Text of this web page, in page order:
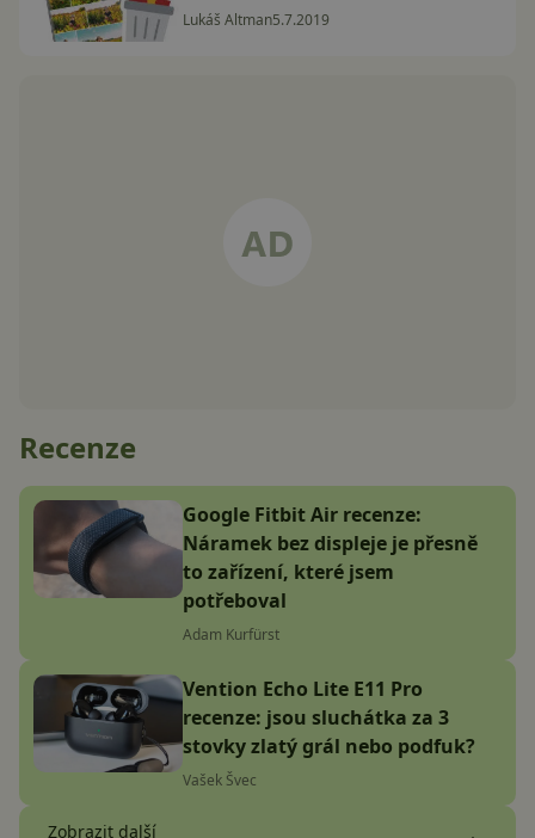
Lukáš Altman5.7.2019
Recenze
Google Fitbit Air recenze:
Náramek bez displeje je přesně
to zařízení, které jsem
potřeboval
Adam Kurfürst
Vention Echo Lite E11 Pro
recenze: jsou sluchátka za 3
stovky zlatý grál nebo podfuk?
Vašek Švec
Zobrazit další